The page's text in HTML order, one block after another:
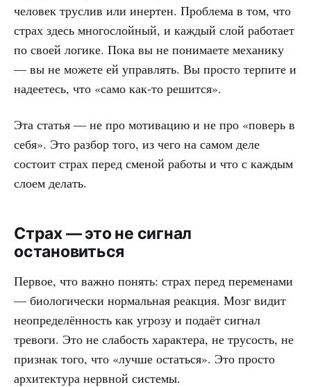
человек труслив или инертен. Проблема в том, что
страх здесь многослойный, и каждый слой работает
по своей логике. Пока вы не понимаете механику
— вы не можете ей управлять. Вы просто терпите и
надеетесь, что «само как-то решится».
Эта статья — не про мотивацию и не про «поверь в
себя». Это разбор того, из чего на самом деле
состоит страх перед сменой работы и что с каждым
слоем делать.
Страх — это не сигнал
остановиться
Первое, что важно понять: страх перед переменами
— биологически нормальная реакция. Мозг видит
неопределённость как угрозу и подаёт сигнал
тревоги. Это не слабость характера, не трусость, не
признак того, что «лучше остаться». Это просто
архитектура нервной системы.